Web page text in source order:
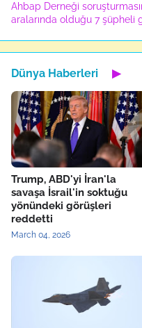
Ahbap Derneği
aralarında olduğu 7 şüpheli
Dünya Haberleri ▶
Trump, ABD'yi İran'la
savaşa İsrail'in soktuğu
yönündeki görüşleri
reddetti
March 04, 2026